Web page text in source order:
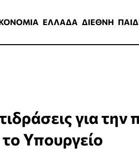
ΕΛΛΑΔΑ ΔΙΕΘΝΗ
για την
Υπουργείο